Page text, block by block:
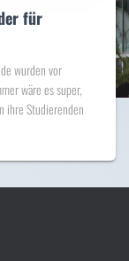
für
wurden vor
wäre es super,
ihre Studierenden